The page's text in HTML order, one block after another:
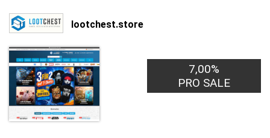
lootchest.store
7,00%
PRO SALE